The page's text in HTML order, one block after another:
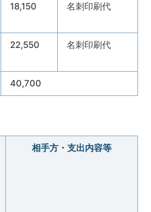
18,150 名刺印刷代
22,550 名刺印刷代
40,700
相手方・支出内容等